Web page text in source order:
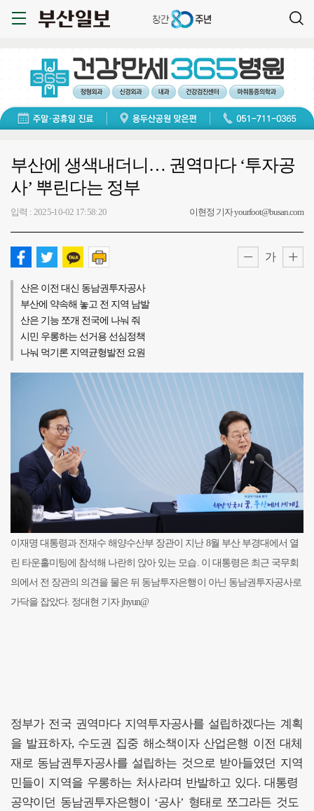
부산에 생색내더니… 권역마다 ‘투자공
사’ 뿌린다는 정부
입력 : 2025-10-02 17:58:20 이현정 기자 yourfoot@busan.com
가
산은 이전 대신 동남권투자공사
부산에 약속해 놓고 전 지역 남발
산은 기능 쪼개 전국에 나눠 줘
시민 우롱하는 선거용 선심정책
나눠 먹기론 지역균형발전 요원
이재명 대통령과 전재수 해양수산부 장관이 지난 8월 부산 부경대에서 열
린 타운홀미팅에 참석해 나란히 앉아 있는 모습. 이 대통령은 최근 국무회
의에서 전 장관의 의견을 물은 뒤 동남투자은행이 아닌 동남권투자공사로
가닥을 잡았다. 정대현 기자 jhyun@
정부가 전국 권역마다 지역투자공사를 설립하겠다는 계획
을 발표하자, 수도권 집중 해소책이자 산업은행 이전 대체
재로 동남권투자공사를 설립하는 것으로 받아들였던 지역
민들이 지역을 우롱하는 처사라며 반발하고 있다. 대통령
공약이던 동남권투자은행이 ‘공사’ 형태로 쪼그라든 것도